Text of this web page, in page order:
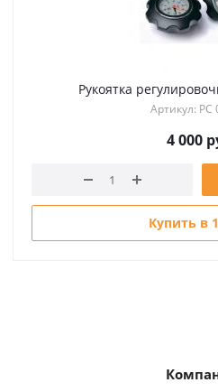
Рукоятка
Артикул: РС
4 000
Купить в